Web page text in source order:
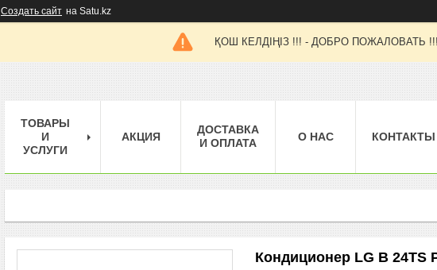
Создать сайт на Satu.kz
ҚОШ КЕЛДІҢІЗ !!! - ДОБРО ПОЖАЛОВАТЬ !!!
ТОВАРЫ
И
УСЛУГИ
АКЦИЯ
ДОСТАВКА
И ОПЛАТА
О НАС КОНТАКТЫ
Кондиционер LG B 24TS